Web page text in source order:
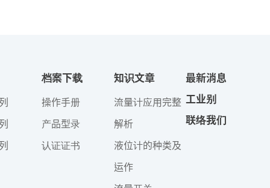
档案下载
操作手册
产品型录
认证证书
知识文章
流量计应用完整
解析
液位计的种类及
运作
最新消息
工业别
联络我们